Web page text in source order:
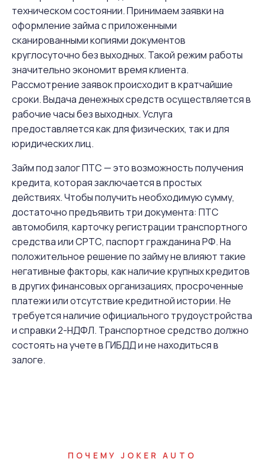
техническом состоянии. Принимаем заявки на
оформление займа с приложенными
сканированными копиями документов
круглосуточно без выходных. Такой режим работы
значительно экономит время клиента.
Рассмотрение заявок происходит в кратчайшие
сроки. Выдача денежных средств осуществляется в
рабочие часы без выходных. Услуга
предоставляется как для физических, так и для
юридических лиц.
Займ под залог ПТС — это возможность получения
кредита, которая заключается в простых
действиях. Чтобы получить необходимую сумму,
достаточно предъявить три документа: ПТС
автомобиля, карточку регистрации транспортного
средства или СРТС, паспорт гражданина РФ. На
положительное решение по займу не влияют такие
негативные факторы, как наличие крупных кредитов
в других финансовых организациях, просроченные
платежи или отсутствие кредитной истории. Не
требуется наличие официального трудоустройства
и справки 2-НДФЛ. Транспортное средство должно
состоять на учете в ГИБДД и не находиться в
залоге.
ПОЧЕМУ JOKER AUTO